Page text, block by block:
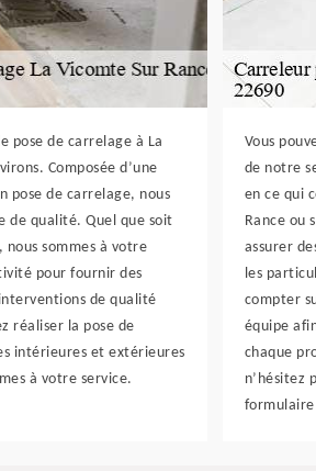
pose de carrelage à La
Composée d’une
pose de carrelage, nous
de qualité. Quel que soit
sommes à votre
pour fournir des
de qualité
réaliser la pose de
intérieures et extérieures
à votre service.
Vous
de notre
en ce qui
Rance ou
assurer
les
compter
équipe
chaque
n’hésitez